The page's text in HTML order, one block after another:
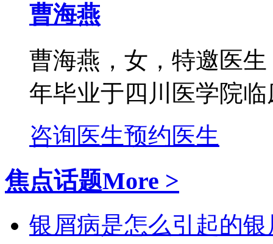
曹海燕
曹海燕，女，特邀医
年毕业于四川医学院
咨询医生预约医生
焦点话题More >
银屑病是怎么引起的银